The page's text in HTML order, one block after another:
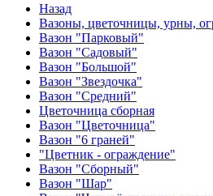
Назад
Вазоны, цветочницы, урны,
Вазон "Парковый"
Вазон "Садовый"
Вазон "Большой"
Вазон "Звездочка"
Вазон "Средний"
Цветочница сборная
Вазон "Цветочница"
Вазон "6 граней"
"Цветник - ограждение"
Вазон "Сборный"
Вазон "Шар"